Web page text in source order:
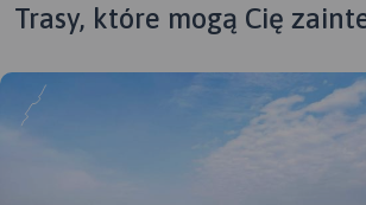
Trasy, które mogą Cię